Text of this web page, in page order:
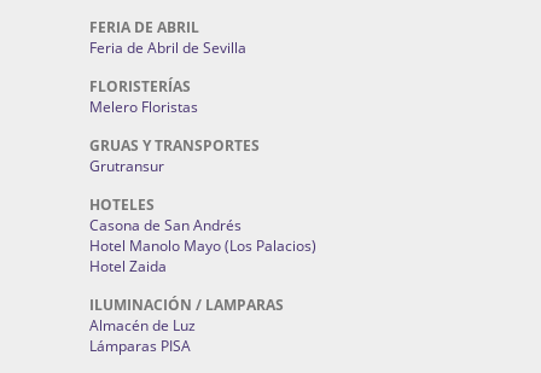
FERIA DE ABRIL
Feria de Abril de Sevilla
FLORISTERÍAS
Melero Floristas
GRUAS Y TRANSPORTES
Grutransur
HOTELES
Casona de San Andrés
Hotel Manolo Mayo (Los Palacios)
Hotel Zaida
ILUMINACIÓN / LAMPARAS
Almacén de Luz
Lámparas PISA